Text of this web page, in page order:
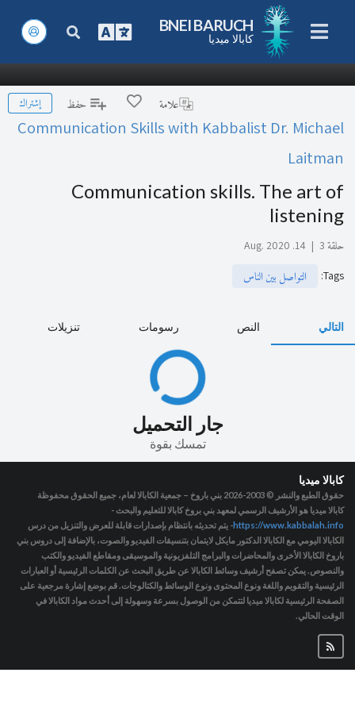
BNEI BARUCH
كابالا ميديا
علامة حفظ إشتراك
Communication Skills with Kabbalist Dr. Michael
Laitman
Communication skills. The art of
listening
حلقة 3 |
14. Aug. 2020
Tags
: التواصل بين الناس
التالي النص رسومات تنزيلات
جار التحميل
تمسك بقوة
كابالا ميديا
حقوق الطبع والنشر © 2003-2026
بني باروخ – جمعية الكابالا لعام، جميع الحقوق محفوظة
كابالا ميديا هو الأرشيف الرسمي لمعهد بني بروخ كابالا للتعليم والبحث -
https://www.kabbalah.info- يتم تحديثه بانتظام بإصدارات قابلة للعرض والتنزيل من درس
الكابالا اليومي مع الكابالا الدكتور مايكل لايتمان بتنسيقات الفيديو والصوت، بالإضافة إلى دروس بني
باروخ الكابالا الأخرى والمحاضرات والبرامج التلفزيونية والموسيقى ومقاطع الفيديو والكتب
والنصوص. يمكن تصفح أرشيف وسائط الكابالا عن طريق البحث عن الكلمات الرئيسية أو العبارات
الرئيسية والتقويم واللغة ونوع المحتوى ونوع الوسائط والكتالوجات. قم بوضع إشارة مرجعية على
الصفحة الرئيسية لكابالا ميديا لتتمكن من الوصول بسرعة وسهولة إلى أحدث مواد الكابالا في
الوقت الحالي.